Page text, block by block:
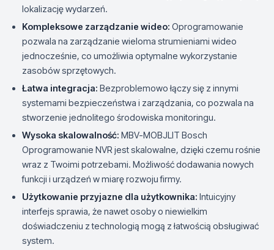
lokalizację wydarzeń.
Kompleksowe zarządzanie wideo: Oprogramowanie
pozwala na zarządzanie wieloma strumieniami wideo
jednocześnie, co umożliwia optymalne wykorzystanie
zasobów sprzętowych.
Łatwa integracja: Bezproblemowo łączy się z innymi
systemami bezpieczeństwa i zarządzania, co pozwala na
stworzenie jednolitego środowiska monitoringu.
Wysoka skalowalność: MBV-MOBJLIT Bosch
Oprogramowanie NVR jest skalowalne, dzięki czemu rośnie
wraz z Twoimi potrzebami. Możliwość dodawania nowych
funkcji i urządzeń w miarę rozwoju firmy.
Użytkowanie przyjazne dla użytkownika: Intuicyjny
interfejs sprawia, że nawet osoby o niewielkim
doświadczeniu z technologią mogą z łatwością obsługiwać
system.